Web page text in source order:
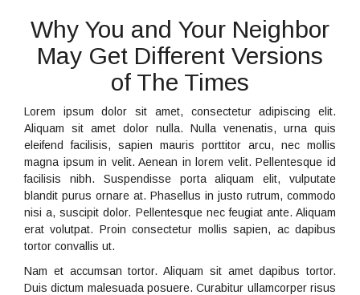
Why You and Your Neighbor
May Get Different Versions
of The Times
Lorem ipsum dolor sit amet, consectetur adipiscing elit.
Aliquam sit amet dolor nulla. Nulla venenatis, urna quis
eleifend facilisis, sapien mauris porttitor arcu, nec mollis
magna ipsum in velit. Aenean in lorem velit. Pellentesque id
facilisis nibh. Suspendisse porta aliquam elit, vulputate
blandit purus ornare at. Phasellus in justo rutrum, commodo
nisi a, suscipit dolor. Pellentesque nec feugiat ante. Aliquam
erat volutpat. Proin consectetur mollis sapien, ac dapibus
tortor convallis ut.
Nam et accumsan tortor. Aliquam sit amet dapibus tortor.
Duis dictum malesuada posuere. Curabitur ullamcorper risus